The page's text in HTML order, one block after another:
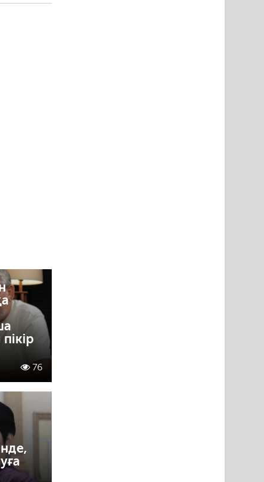
76